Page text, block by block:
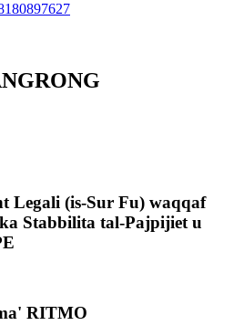
Legali (is-Sur Fu) waqqaf
Stabbilita tal-Pajpijiet u
RITMO